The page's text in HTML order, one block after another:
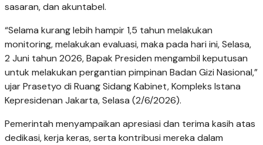
sasaran, dan akuntabel.
“Selama kurang lebih hampir 1,5 tahun melakukan
monitoring, melakukan evaluasi, maka pada hari ini, Selasa,
2 Juni tahun 2026, Bapak Presiden mengambil keputusan
untuk melakukan pergantian pimpinan Badan Gizi Nasional,”
ujar Prasetyo di Ruang Sidang Kabinet, Kompleks Istana
Kepresidenan Jakarta, Selasa (2/6/2026).
Pemerintah menyampaikan apresiasi dan terima kasih atas
dedikasi, kerja keras, serta kontribusi mereka dalam